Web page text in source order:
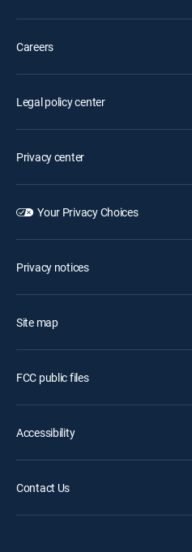
Careers
Legal policy center
Privacy center
Your Privacy Choices
Privacy notices
Site map
FCC public files
Accessibility
Contact Us